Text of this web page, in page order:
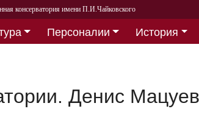
консерватория имени П.И.Чайковского
Персоналии
История
Денис